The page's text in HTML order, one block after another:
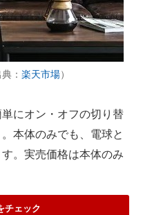
： 楽天市場）
にオン・オフの切り替
本体のみでも、電球と
。実売価格は本体のみ
チェック